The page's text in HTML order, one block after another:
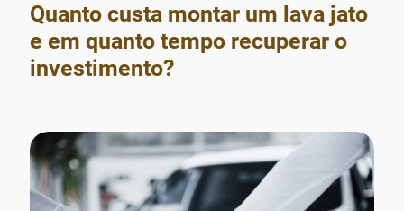
Quanto custa montar um lava jato
e em quanto tempo recuperar o
investimento?